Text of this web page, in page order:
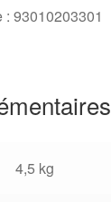
93010203301
4,5 kg